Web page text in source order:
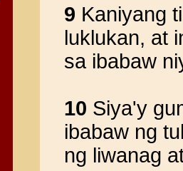
9 Kaniyang
luklukan, at
sa ibabaw
10 Siya'y
ibabaw ng
ng liwanag